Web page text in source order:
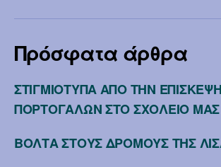
Πρόσφατα άρθρα
ΣΤΙΓΜΙΟΤΥΠΑ ΑΠΟ ΤΗΝ
ΠΟΡΤΟΓΑΛΩΝ ΣΤΟ ΣΧΟΛΕΙΟ ΜΑΣ
ΒΟΛΤΑ ΣΤΟΥΣ ΔΡΟΜΟΥΣ ΤΗΣ